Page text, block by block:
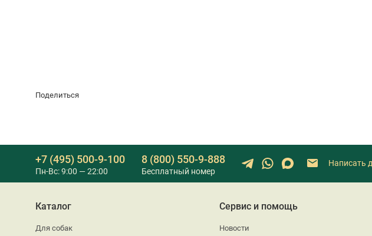
Поделиться
+7 (495) 500-9-100
Пн-Вс: 9:00 — 22:00
8 (800) 550-9-888
Бесплатный номер
Написать
Каталог
Для собак
Сервис и помощь
Новости